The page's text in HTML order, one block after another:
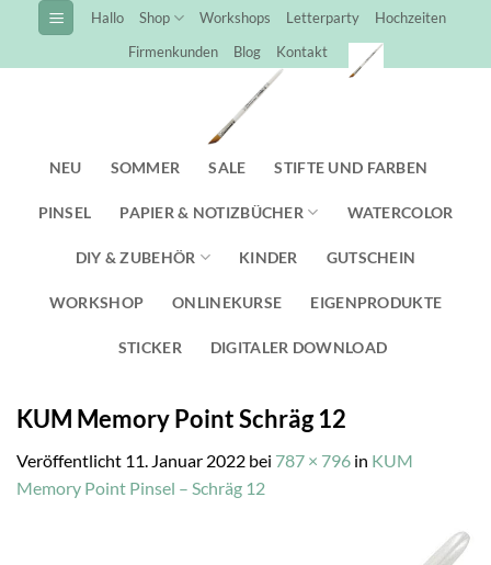
Inhalt
springen
Hallo Shop Workshops Letterparty
Hochzeiten
Firmenkunden
Blog Kontakt
NEU SOMMER SALE STIFTE UND FARBEN
PINSEL PAPIER & NOTIZBÜCHER WATERCOLOR
DIY & ZUBEHÖR KINDER GUTSCHEIN
WORKSHOP ONLINEKURSE EIGENPRODUKTE
STICKER DIGITALER DOWNLOAD
KUM Memory Point Schräg 12
Veröffentlicht 11. Januar 2022 bei 787 × 796 in KUM
Memory Point Pinsel – Schräg 12